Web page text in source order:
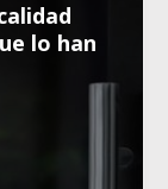
lo han